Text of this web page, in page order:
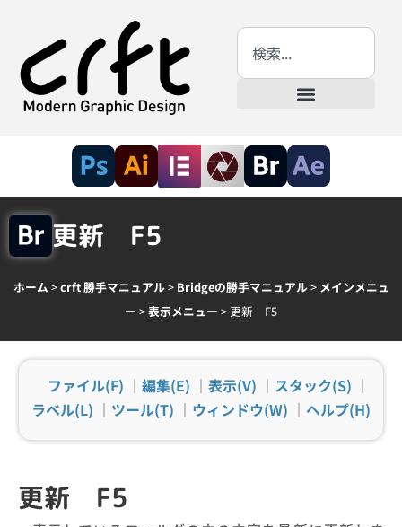
更新 F5
ホーム >crft 勝手マニュアル> Bridgeの勝手マニュアル> メインメニュ
ー >表示メニュー >更新 F5
ファイル(F) ｜ 編集(E) ｜ 表示(V) ｜ スタック(S) ｜
ラベル(L) ｜ ツール(T) ｜ ウィンドウ(W) ｜ ヘルプ(H)
更新 F5